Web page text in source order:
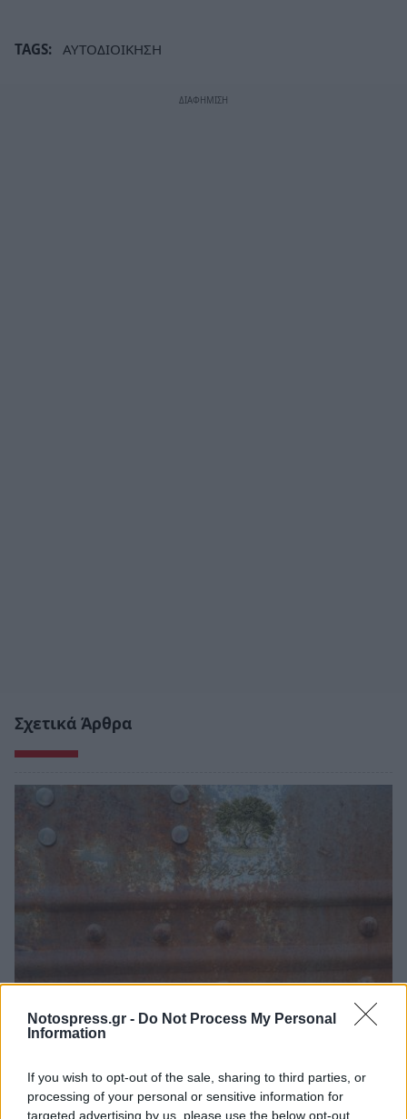
Notospress.gr - Do Not Process My Personal
Information
If you wish to opt-out of the sale, sharing to third parties, or
processing of your personal or sensitive information for
targeted advertising by us, please use the below opt-out
TAGS: ΑΥΤΟΔΙΟΙΚΗΣΗ
Σχετικά Άρθρα
Δήμος Ευρώτα: Σκουριά και φθορά η
04/08/2026 09:07